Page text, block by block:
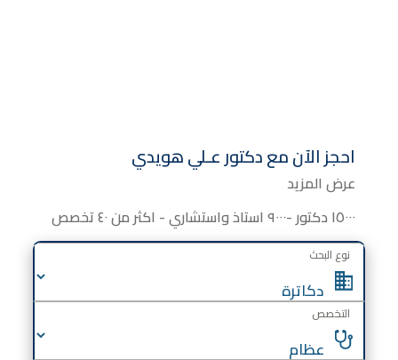
احجز الآن معدكتورعـلي هويدي
عرض المزيد
١٥٠٠٠ دكتور -٩٠٠٠ استاذ واستشاري - اكثر من ٤٠ تخصص
نوع البحث
التخصص